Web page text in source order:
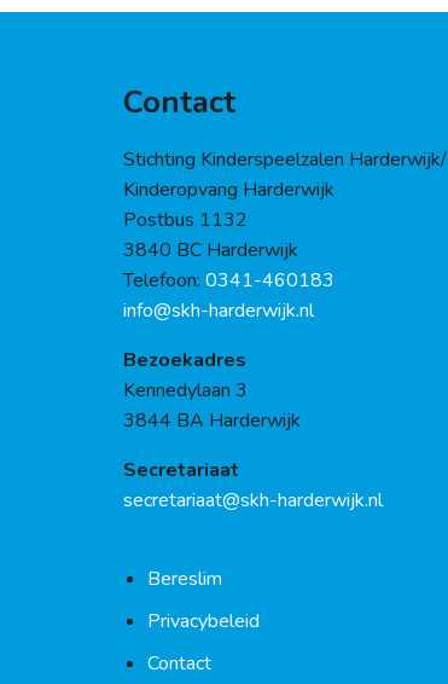
Contact
Stichting Kinderspeelzalen Harderwijk/
Kinderopvang Harderwijk
Postbus 1132
3840 BC Harderwijk
Telefoon: 0341-460183
info@skh-harderwijk.nl
Bezoekadres
Kennedylaan 3
3844 BA Harderwijk
Secretariaat
secretariaat@skh-harderwijk.nl
Bereslim
Privacybeleid
Contact